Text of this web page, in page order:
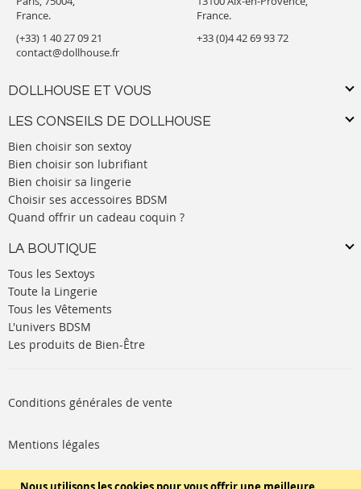
France.
(+33) 1 40 27 09 21
contact@dollhouse.fr
DOLLHOUSE ET VOUS
LES CONSEILS DE DOLLHOUSE
Bien choisir son sextoy
Bien choisir son lubrifiant
Bien choisir sa lingerie
Choisir ses accessoires BDSM
Quand offrir un cadeau coquin ?
LA BOUTIQUE
Tous les Sextoys
Toute la Lingerie
Tous les Vêtements
L'univers BDSM
Les produits de Bien-Être
France.
+33 (0)4 42 69 93 72
Conditions générales de vente
Mentions légales